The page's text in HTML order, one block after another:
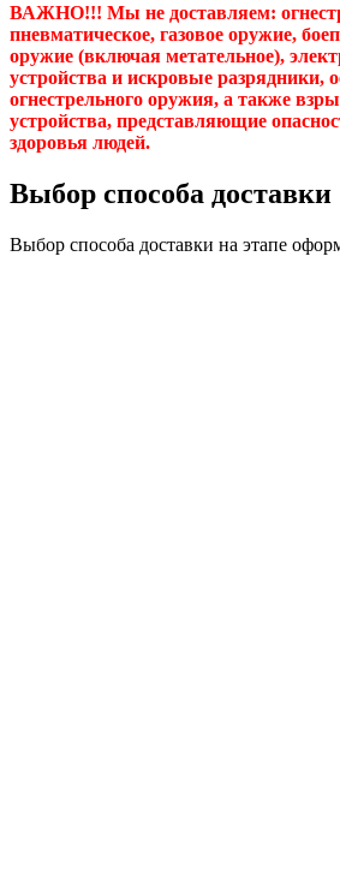
ВАЖНО!!! Мы не доставляем:
пневматическое, газовое оружие,
оружие (включая метательное),
устройства и искровые разрядники,
огнестрельного оружия, а также
устройства, представляющие
здоровья людей.
Выбор способа доставки
Выбор способа доставки на этапе